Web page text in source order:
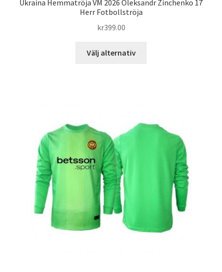
Ukraina Hemmatröja VM 2026 Oleksandr Zinchenko 17
Herr Fotbollströja
kr399.00
Välj alternativ
De
alternativen
produktsidan